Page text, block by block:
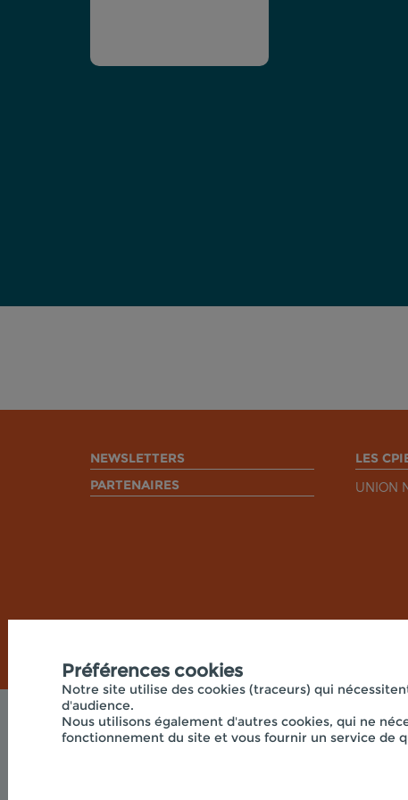
NEWSLETTERS
PARTENAIRES
LES
UNION
© 2026 - UNION RÉGIONALE DES CPIE HAUTS-
Préférences cookies
Notre site utilise des cookies (traceurs) qui
d'audience.
Nous utilisons également d'autres cookies, qui ne
fonctionnement du site et vous fournir un service de